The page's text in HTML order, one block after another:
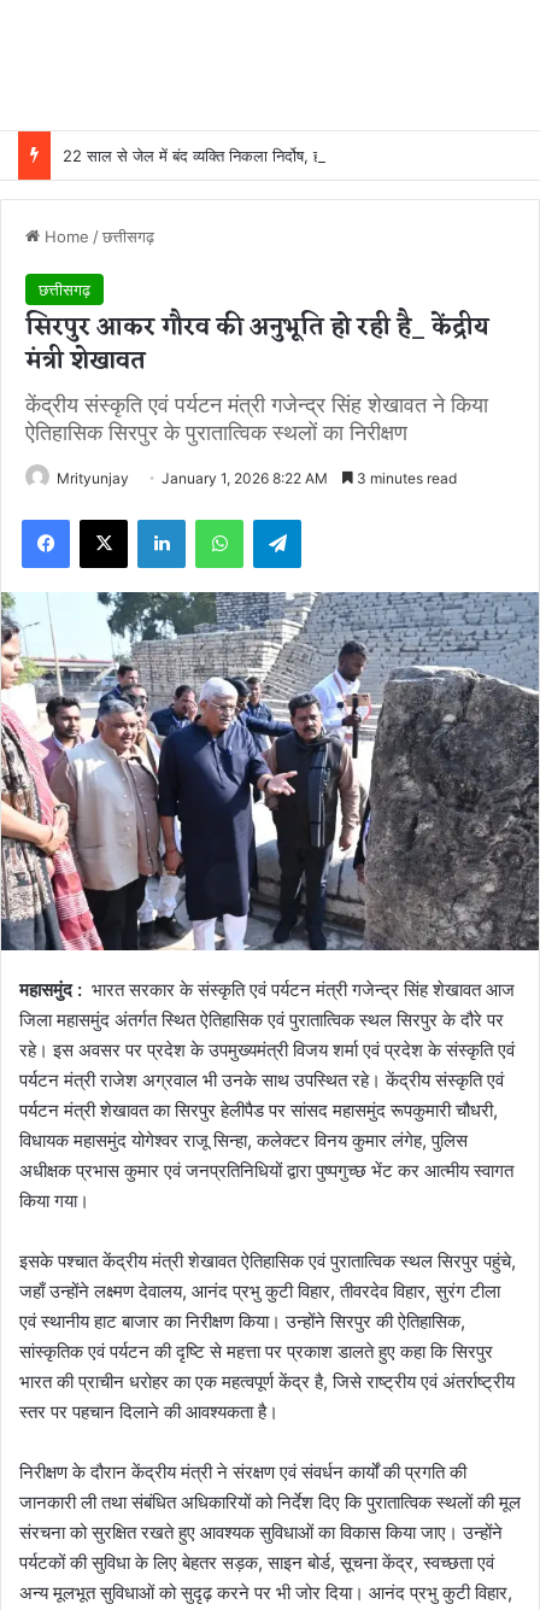
Home /छत्तीसगढ़
छत्तीसगढ़
सिरपुर आकर गौरव की अनुभूति हो रही है_ केंद्रीय
मंत्री शेखावत
केंद्रीय संस्कृति एवं पर्यटन मंत्री गजेन्द्र सिंह शेखावत ने किया
ऐतिहासिक सिरपुर के पुरातात्विक स्थलों का निरीक्षण
Mrityunjay January 1, 2026 8:22 AM 3 minutes read
महासमुंद : भारत सरकार के संस्कृति एवं पर्यटन मंत्री गजेन्द्र सिंह शेखावत आज
जिला महासमुंद अंतर्गत स्थित ऐतिहासिक एवं पुरातात्विक स्थल सिरपुर के दौरे पर
रहे। इस अवसर पर प्रदेश के उपमुख्यमंत्री विजय शर्मा एवं प्रदेश के संस्कृति एवं
पर्यटन मंत्री राजेश अग्रवाल भी उनके साथ उपस्थित रहे। केंद्रीय संस्कृति एवं
पर्यटन मंत्री शेखावत का सिरपुर हेलीपैड पर सांसद महासमुंद रूपकुमारी चौधरी,
विधायक महासमुंद योगेश्वर राजू सिन्हा, कलेक्टर विनय कुमार लंगेह, पुलिस
अधीक्षक प्रभास कुमार एवं जनप्रतिनिधियों द्वारा पुष्पगुच्छ भेंट कर आत्मीय स्वागत
किया गया।
इसके पश्चात केंद्रीय मंत्री शेखावत ऐतिहासिक एवं पुरातात्विक स्थल सिरपुर पहुंचे,
जहाँ उन्होंने लक्ष्मण देवालय, आनंद प्रभु कुटी विहार, तीवरदेव विहार, सुरंग टीला
एवं स्थानीय हाट बाजार का निरीक्षण किया। उन्होंने सिरपुर की ऐतिहासिक,
सांस्कृतिक एवं पर्यटन की दृष्टि से महत्ता पर प्रकाश डालते हुए कहा कि सिरपुर
भारत की प्राचीन धरोहर का एक महत्वपूर्ण केंद्र है, जिसे राष्ट्रीय एवं अंतर्राष्ट्रीय
स्तर पर पहचान दिलाने की आवश्यकता है।
निरीक्षण के दौरान केंद्रीय मंत्री ने संरक्षण एवं संवर्धन कार्यों की प्रगति की
जानकारी ली तथा संबंधित अधिकारियों को निर्देश दिए कि पुरातात्विक स्थलों की मूल
संरचना को सुरक्षित रखते हुए आवश्यक सुविधाओं का विकास किया जाए। उन्होंने
पर्यटकों की सुविधा के लिए बेहतर सड़क, साइन बोर्ड, सूचना केंद्र, स्वच्छता एवं
अन्य मूलभूत सुविधाओं को सुदृढ़ करने पर भी जोर दिया। आनंद प्रभु कुटी विहार,